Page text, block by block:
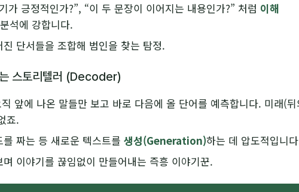
가 긍정적인가?”, “이 두 문장이 이어지는 내용인가?” 처럼 이해
석에 강합니다.
단서들을 조합해 범인을 찾는 탐정.
스토리텔러 (Decoder)
앞에 나온 말들만 보고 바로 다음에 올 단어를 예측합니다. 미래(
죠.
짜는 등 새로운 텍스트를 생성(Generation)하는 데 압도적입니
이야기를 끊임없이 만들어내는 즉흥 이야기꾼.